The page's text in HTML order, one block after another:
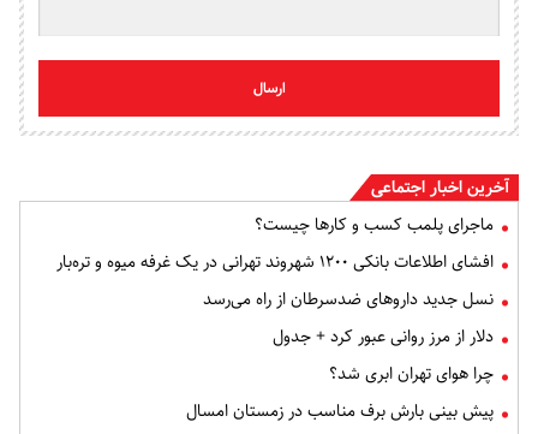
ارسال
آخرین اخبار اجتماعی
ماجرای پلمب کسب و کارها چیست؟
افشای اطلاعات بانکی ۱۲۰۰ شهروند تهرانی در یک غرفه میوه و تره‌بار
نسل جدید داروهای ضدسرطان از راه می‌رسد
دلار از مرز روانی عبور کرد + جدول
چرا هوای تهران ابری شد؟
پیش بینی بارش برف مناسب در زمستان امسال